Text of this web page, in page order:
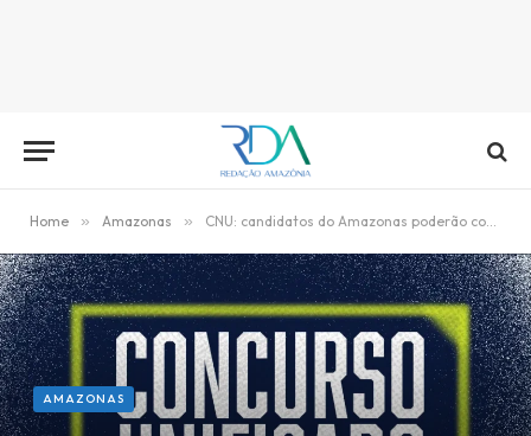
Home » Amazonas » CNU: candidatos do Amazonas poderão conferir local de prova nesta quarta-feira
AMAZONAS